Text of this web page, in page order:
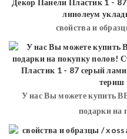
свойства и
У нас Вы можете купить
подарки на